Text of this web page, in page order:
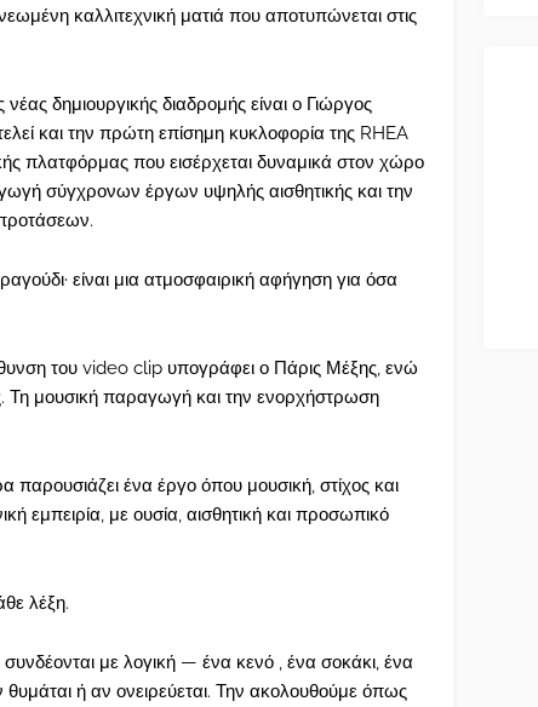
καλλιτεχνική ματιά που αποτυπώνεται στις
δημιουργικής διαδρομής είναι ο Γιώργος
και την πρώτη επίσημη κυκλοφορία της RHEA
πλατφόρμας που εισέρχεται δυναμικά στον χώρο
σύγχρονων έργων υψηλής αισθητικής και την
είναι μια ατμοσφαιρική αφήγηση για όσα
του video clip υπογράφει ο Πάρις Μέξης, ενώ
Τη μουσική παραγωγή και την ενορχήστρωση
ένα έργο όπου μουσική, στίχος και
εμπειρία, με ουσία, αισθητική και προσωπικό
λέξη.
με λογική — ένα κενό , ένα σοκάκι, ένα
ή αν ονειρεύεται. Την ακολουθούμε όπως